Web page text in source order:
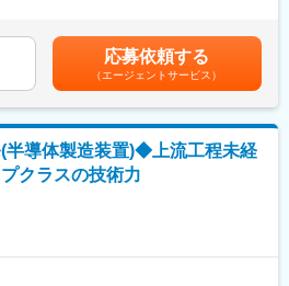
スエンジニア・事務で構成されておりま
ビスエンジニアがそれぞれ一人配属され
展開するホシザキグループ
エリアの業務用厨房機器業界をけん引
制度充実
保守点検
間の発生はなし)
理由
ア固定
（20時以降は外注）
対応
し
解決することで信頼関係を構築し、直接
給与補足＞昇給：年1回(4月)賞与：年2回(7
年度実績）固定手当：地域手当5,000
30歳以上または扶養家族がいる際は、
当は、試みの試用期間終了後、または6
給。上記期間迄は実残業代を支給。賃金
であり、選考を通じて上下する可能性が
固定手当を含めた表記です。
応募依頼する
（エージェントサービス）
(半導体製造装置)◆上流工程未経
クラスの技術力